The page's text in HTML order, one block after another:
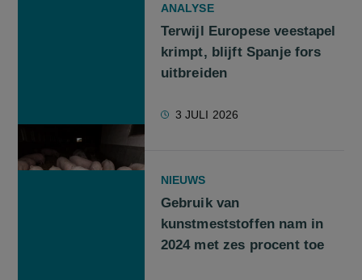
ANALYSE
Terwijl Europese veestapel
krimpt, blijft Spanje fors
uitbreiden
3 JULI 2026
NIEUWS
Gebruik van
kunstmeststoffen nam in
2024 met zes procent toe